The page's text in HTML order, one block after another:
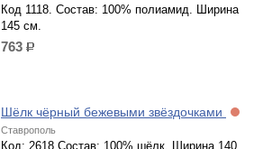
Код 1118. Состав: 100% полиамид. Ширина
145 см.
763 р.
Шёлк чёрный бежевыми звёздочками
Ставрополь
Код: 2618 Состав: 100% шёлк. Ширина 140